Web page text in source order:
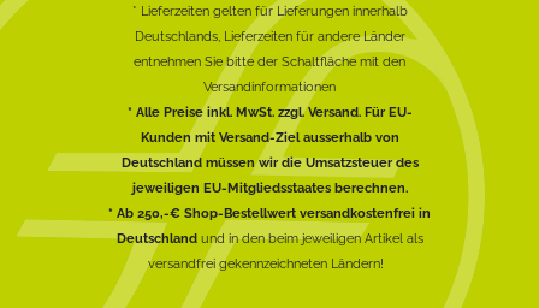
* Lieferzeiten gelten für Lieferungen innerhalb
Deutschlands, Lieferzeiten für andere Länder
entnehmen Sie bitte der Schaltfläche mit den
Versandinformationen
* Alle Preise inkl. MwSt. zzgl. Versand. Für EU-
Kunden mit Versand-Ziel ausserhalb von
Deutschland müssen wir die Umsatzsteuer des
jeweiligen EU-Mitgliedsstaates berechnen.
* Ab 250,-€ Shop-Bestellwert versandkostenfrei in
Deutschlandund in den beim jeweiligen Artikel als
versandfrei gekennzeichneten Ländern!